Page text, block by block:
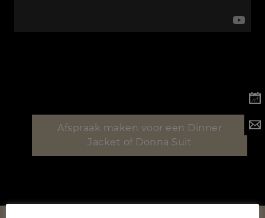
Afspraak maken voor een Dinner
Jacket of Donna Suit